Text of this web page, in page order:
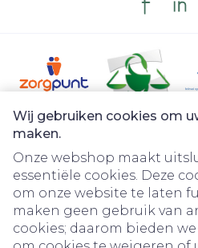
Wij gebruiken cookies om
maken.
Onze webshop maakt
essentiële cookies. Deze
om onze website te laten
maken geen gebruik van
cookies; daarom bieden
Juridische links